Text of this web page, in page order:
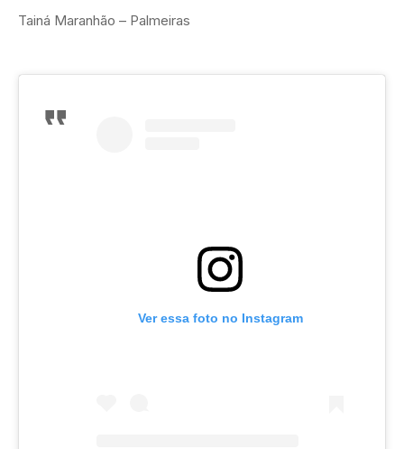
Tainá Maranhão – Palmeiras
Ver essa foto no Instagram